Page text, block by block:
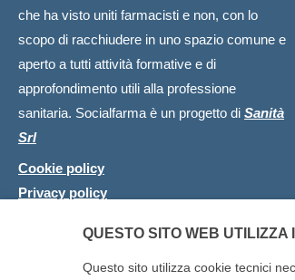
che ha visto uniti farmacisti e non, con lo
scopo di racchiudere in uno spazio comune e
aperto a tutti attività formative e di
approfondimento utili alla professione
sanitaria. Socialfarma è un progetto di Sanità
Srl
Cookie policy
Privacy policy
QUESTO SITO WEB UTILIZZA
Questo sito utilizza cookie tecnici